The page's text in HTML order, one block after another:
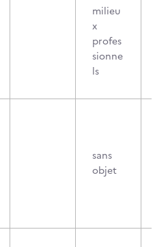
milieu
x
profes
sionne
ls
sans
objet